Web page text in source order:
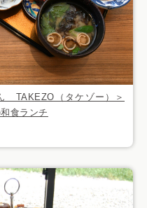
TAKEZO（タケゾー）＞
食ランチ